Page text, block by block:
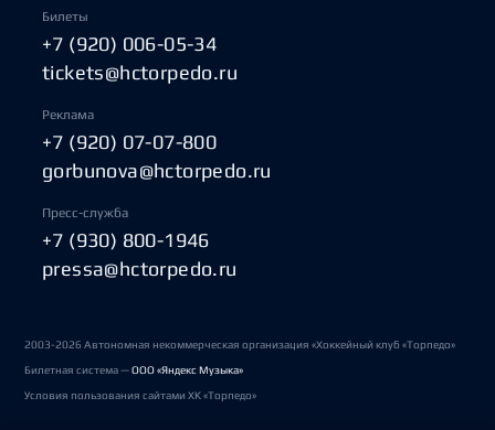
Билеты
+7 (920) 006-05-34
tickets@hctorpedo.ru
Реклама
+7 (920) 07-07-800
gorbunova@hctorpedo.ru
Пресс-служба
+7 (930) 800-1946
pressa@hctorpedo.ru
2003-2026 Автономная некоммерческая организация «Хоккейный клуб «Торпедо»
Билетная система —ООО «Яндекс Музыка»
Условия пользования сайтами ХК «Торпедо»